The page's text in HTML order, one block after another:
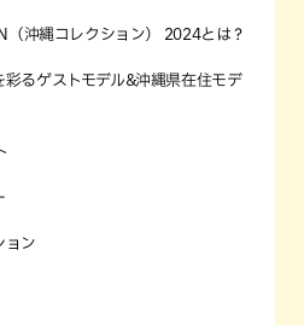
（沖縄コレクション） 2024とは？
るゲストモデル&沖縄県在住モデ
ョン